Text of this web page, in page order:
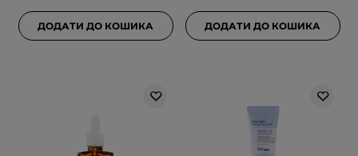
ДОДАТИ ДО КОШИКА ДОДАТИ ДО КОШИКА